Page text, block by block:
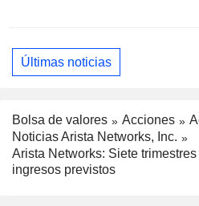
Últimas noticias
Bolsa de valores Acciones
Noticias Arista Networks, Inc.
Arista Networks: Siete
ingresos previstos